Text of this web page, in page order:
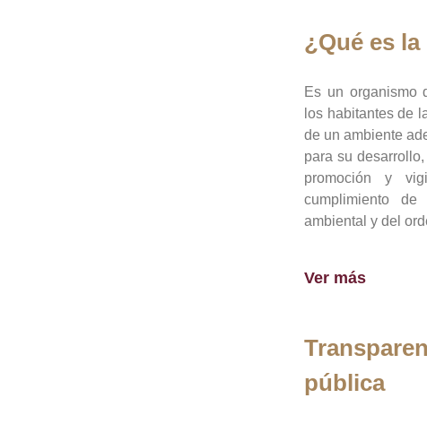
¿Qué es la
Es un organismo
los habitantes de
de un ambiente
para su
promoción y
cumplimiento
ambiental y del
Ver más
pública